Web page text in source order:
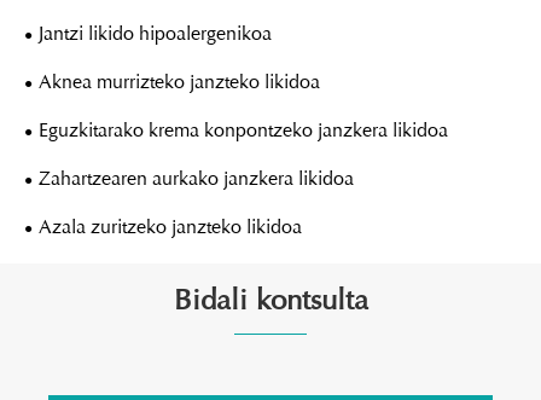
Jantzi likido hipoalergenikoa
Aknea murrizteko janzteko likidoa
Eguzkitarako krema konpontzeko janzkera likidoa
Zahartzearen aurkako janzkera likidoa
Azala zuritzeko janzteko likidoa
Bidali kontsulta